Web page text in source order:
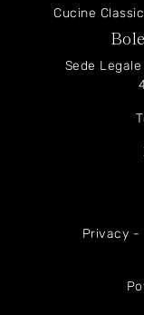
Cucine
Sede
Privacy -